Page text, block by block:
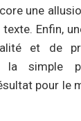
une
Enfin,
et de
simple
pour le